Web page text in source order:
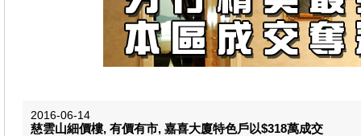
2016-06-14
慈雲山細價樓, 有價有市, 嘉喜大廈特色戶以$318萬成交